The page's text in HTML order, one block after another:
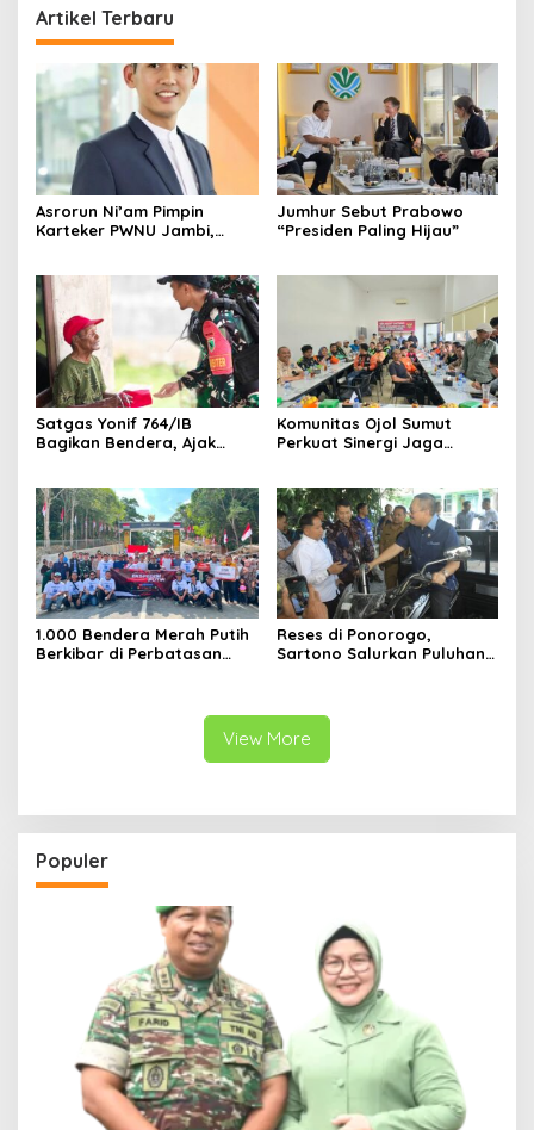
Artikel Terbaru
Asrorun Ni’am Pimpin
Karteker PWNU Jambi,
Kedua NU
Jumhur Sebut Prabowo
“Presiden Paling Hijau”
Satgas Yonif 764/IB
Bagikan Bendera, Ajak
Komunitas Ojol Sumut
Perkuat Sinergi Jaga
1.000 Bendera Merah Putih
Berkibar di Perbatasan
Reses di Ponorogo,
Sartono Salurkan Puluhan
View More
Populer